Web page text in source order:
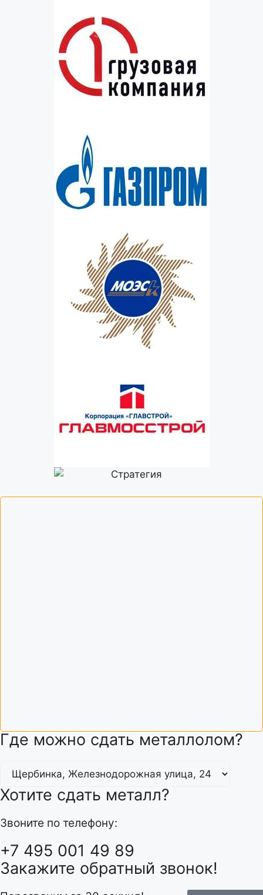
Где можно сдать металлолом?
Хотите сдать металл?
Звоните по телефону:
+7 495 001 49 89
Закажите обратный звонок!